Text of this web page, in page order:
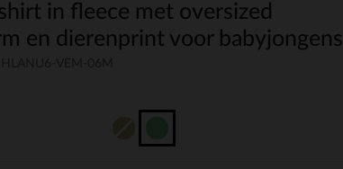
in fleece met oversized
en dierenprint voor babyjongens